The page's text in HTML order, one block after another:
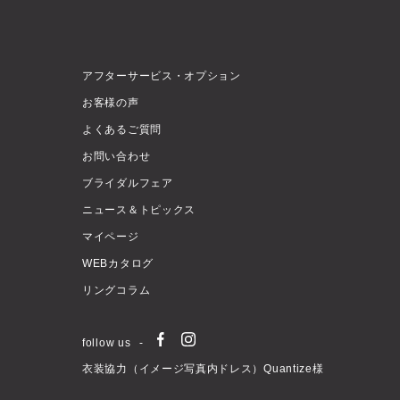
アフターサービス・オプション
お客様の声
よくあるご質問
お問い合わせ
ブライダルフェア
ニュース＆トピックス
マイページ
WEBカタログ
リングコラム
follow us
衣装協力（イメージ写真内ドレス）Quantize様